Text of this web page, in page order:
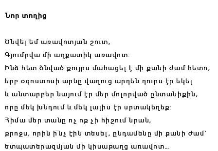
Նոր տողից
Ծնվել եմ առավոտյան շուտ,
Գյումրվա մի աղքատիկ առավոտ:
Ինձ հետ ծնված քույրս մահացել է մի քանի ժամ հետո,
երբ օգոստոսի արևը վաղուց արդեն դուրս էր եկել
և անտարբեր նայում էր մեր մոլորված ընտանիքին,
որը մեկ խնդում և մեկ լալիս էր սրտակեղեք:
Հիմա մեր տանը ոչ ոք չի հիշում նրան,
քրոջս, որին իˉնչ էին տեսել, ընդամենը մի քանի ժամ`
ետպատերազմյան մի կիսաքաղց առավոտ…